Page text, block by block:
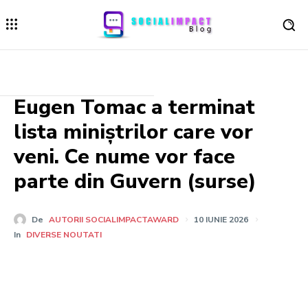
Eugen Tomac a terminat
lista miniștrilor care vor
veni. Ce nume vor face
parte din Guvern (surse)
De AUTORII SOCIALIMPACTAWARD
10 IUNIE 2026
In DIVERSE NOUTATI